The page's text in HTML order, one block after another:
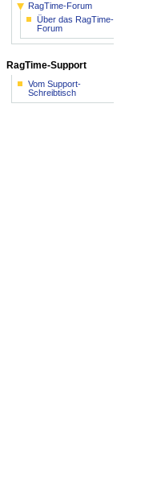
RagTime-Forum
Über das RagTime-
Forum
RagTime-Support
Vom Support-
Schreibtisch